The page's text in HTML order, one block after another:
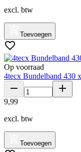
excl. btw
Toevoegen
Op voorraad
4tecx Bundelband 430
9,99
excl. btw
Toevoegen